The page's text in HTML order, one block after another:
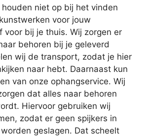
niet op bij het vinden
voor jouw
voor bij je thuis. Wij zorgen er
behoren bij je geleverd
wij de transport, zodat je hier
naar hebt. Daarnaast kun
van onze ophangservice. Wij
dat alles naar behoren
Hiervoor gebruiken wij
zodat er geen spijkers in
geslagen. Dat scheelt